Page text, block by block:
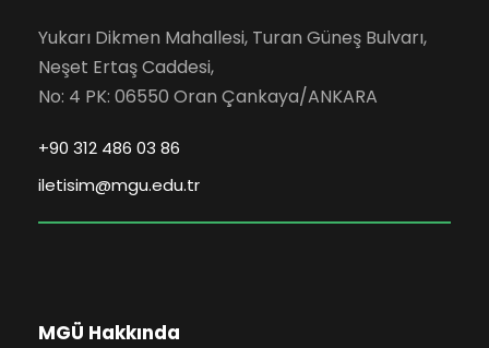
Yukarı Dikmen Mahallesi, Turan Güneş Bulvarı,
Neşet Ertaş Caddesi,
No: 4 PK: 06550 Oran Çankaya/ANKARA
+90 312 486 03 86
iletisim@mgu.edu.tr
MGÜ Hakkında